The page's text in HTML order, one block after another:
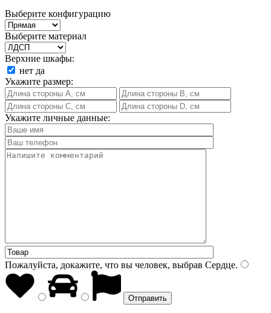
Выберите конфигурацию
Выберите материал
Верхние шкафы:
нет да
Укажите размер:
Укажите личные данные:
Пожалуйста, докажите, что вы человек, выбрав Сердце.